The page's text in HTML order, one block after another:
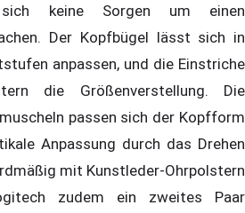
sich keine Sorgen um einen
Der Kopfbügel lässt sich in
anpassen, und die Einstriche
die Größenverstellung. Die
passen sich der Kopfform
Anpassung durch das Drehen
mit Kunstleder-Ohrpolstern
zudem ein zweites Paar